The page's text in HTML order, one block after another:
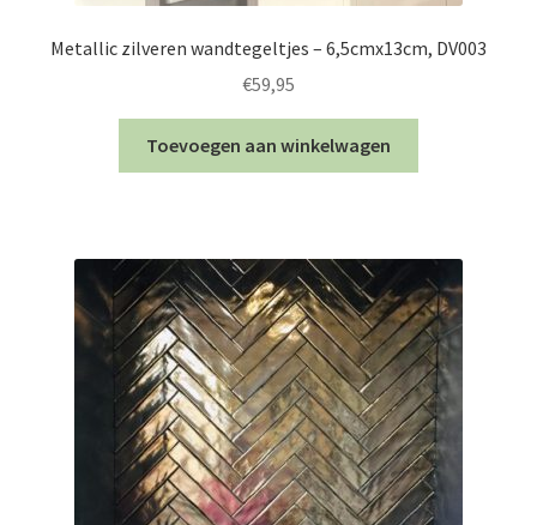
Metallic zilveren wandtegeltjes – 6,5cmx13cm, DV003
€59,95
Toevoegen aan winkelwagen